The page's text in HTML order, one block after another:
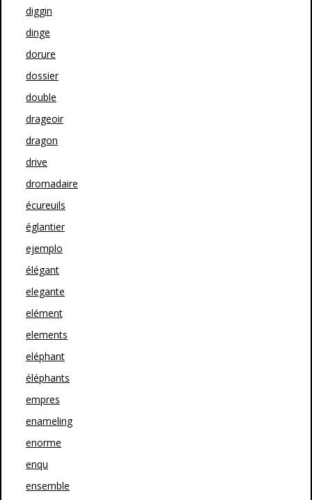
diggin
dinge
dorure
dossier
double
drageoir
dragon
drive
dromadaire
écureuils
églantier
ejemplo
élégant
elegante
elément
elements
eléphant
éléphants
empres
enameling
enorme
enqu
ensemble